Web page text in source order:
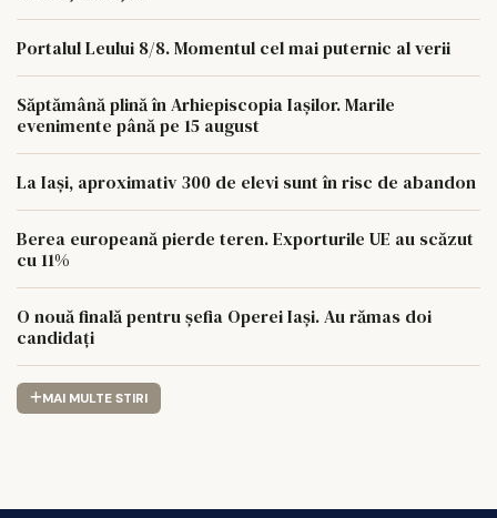
Portalul Leului 8/8. Momentul cel mai puternic al verii
Săptămână plină în Arhiepiscopia Iașilor. Marile
evenimente până pe 15 august
La Iași, aproximativ 300 de elevi sunt în risc de abandon
Berea europeană pierde teren. Exporturile UE au scăzut
cu 11%
O nouă finală pentru șefia Operei Iași. Au rămas doi
candidați
MAI MULTE STIRI